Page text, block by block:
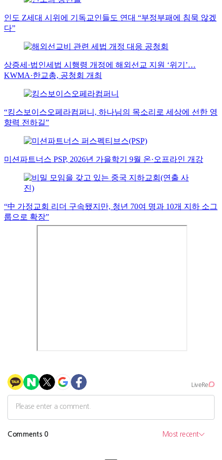
인도 Z세대 시위에 기독교인들도 연대 “부정부패에 침묵 않겠
다”
상증세·법인세법 시행령 개정에 해외선교 지원 ‘위기’…
KWMA·한교총, 공청회 개최
“킹스보이스오페라컴퍼니, 하나님의 목소리로 세상에 선한 영
향력 전하길”
미션파트너스 PSP, 2026년 가을학기 9월 온·오프라인 개강
“中 가정교회 리더 구속됐지만, 청년 70여 명과 10개 지하 소그
룹으로 확장”